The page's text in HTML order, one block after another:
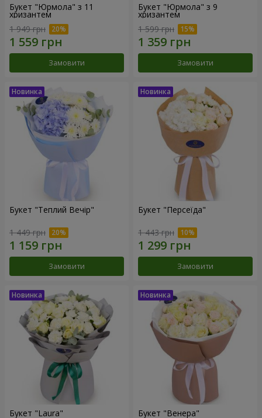
Букет "Юрмола" з 11
хризантем
1 949 грн
Замовити
Букет "Юрмола" з 9
хризантем
1 599 грн
Замовити
Букет "Теплий Вечір"
1 449 грн
Замовити
Букет "Персеїда"
1 443 грн
Замовити
Букет "Laura" Букет "Венера"